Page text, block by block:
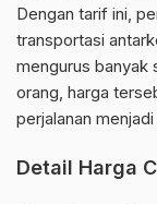
Dengan tarif ini,
transportasi
mengurus banyak
orang, harga
perjalanan
Detail Harga